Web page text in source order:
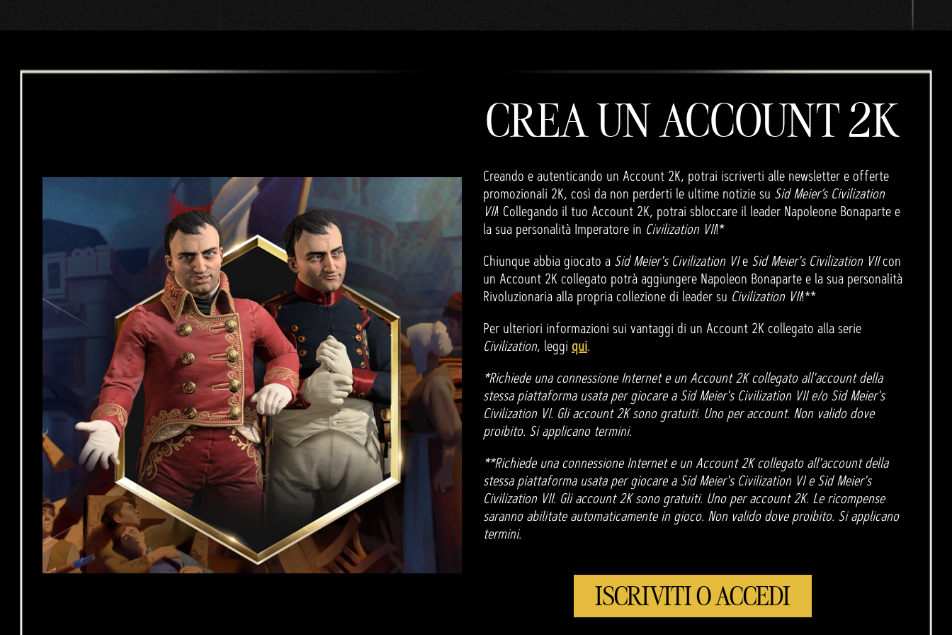
CREA UN ACCOUNT 2K
Creando e autenticando un Account 2K, potrai iscriverti alle newsletter e offerte
promozionali 2K, così da non perderti le ultime notizie su Sid Meier’s Civilization
VII! Collegando il tuo Account 2K, potrai sbloccare il leader Napoleone Bonaparte e
la sua personalità Imperatore in Civilization VII!*
Chiunque abbia giocato a Sid Meier's Civilization VIe Sid Meier's Civilization VIIcon
un Account 2K collegato potrà aggiungere Napoleon Bonaparte e la sua personalità
Rivoluzionaria alla propria collezione di leader su Civilization VII!**
Per ulteriori informazioni sui vantaggi di un Account 2K collegato alla serie
Civilization, leggi qui.
*Richiede una connessione Internet e un Account 2K collegato all'account della
stessa piattaforma usata per giocare a Sid Meier's Civilization VII e/o Sid Meier's
Civilization VI. Gli account 2K sono gratuiti. Uno per account. Non valido dove
proibito. Si applicano termini.
**Richiede una connessione Internet e un Account 2K collegato all'account della
stessa piattaforma usata per giocare a Sid Meier's Civilization VI e Sid Meier's
Civilization VII. Gli account 2K sono gratuiti. Uno per account 2K. Le ricompense
saranno abilitate automaticamente in gioco. Non valido dove proibito. Si applicano
termini.
ISCRIVITI O ACCEDI